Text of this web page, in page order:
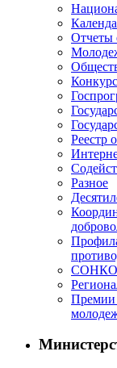
Отчеты
Реестр
Разное
СОНКО
Премии